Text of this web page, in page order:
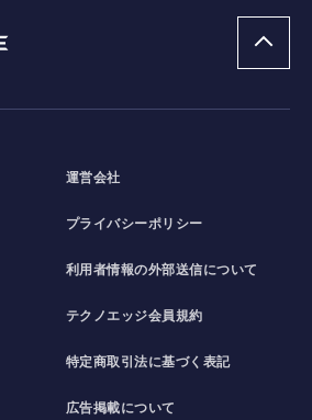
運営会社
プライバシーポリシー
利用者情報の外部送信について
テクノエッジ会員規約
特定商取引法に基づく表記
広告掲載について